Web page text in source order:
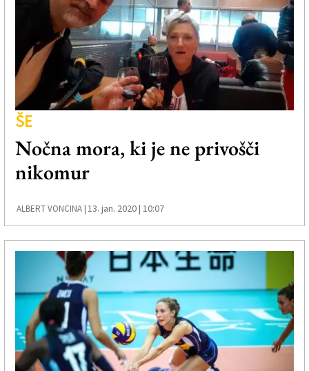
ŠE
Nočna mora, ki je ne privošči
nikomur
ALBERT VONCINA | 13. jan. 2020 | 10:07